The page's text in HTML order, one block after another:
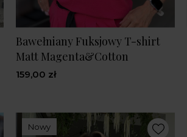
Bawełniany Fuksjowy T-shirt
Matt Magenta&Cotton
159,00 zł
Nowy